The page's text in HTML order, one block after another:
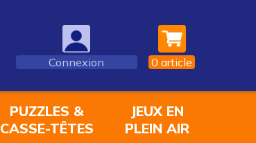
Connexion 0 article
PUZZLES &
CASSE-TÊTES
JEUX EN
PLEIN AIR